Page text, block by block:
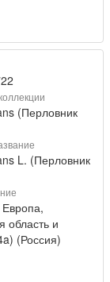
(Перловник
L. (Перловник
область и
(Россия)